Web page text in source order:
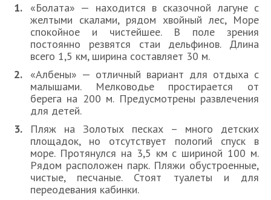
«Болата» — находится в сказочной лагуне с
желтыми скалами, рядом хвойный лес, Море
спокойное и чистейшее. В поле зрения
постоянно резвятся стаи дельфинов. Длина
всего 1,5 км, ширина составляет 30 м.
«Албены» — отличный вариант для отдыха с
малышами. Мелководье простирается от
берега на 200 м. Предусмотрены развлечения
для детей.
Пляж на Золотых песках – много детских
площадок, но отсутствует пологий спуск в
море. Протянулся на 3,5 км с шириной 100 м.
Рядом расположен парк. Пляжи обустроенные,
чистые, песчаные. Стоят туалеты и для
переодевания кабинки.